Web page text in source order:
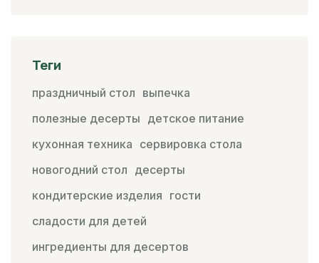
Теги
праздничный стол выпечка
полезные десерты детское питание
кухонная техника сервировка стола
новогодний стол десерты
кондитерские изделия гости
сладости для детей
ингредиенты для десертов